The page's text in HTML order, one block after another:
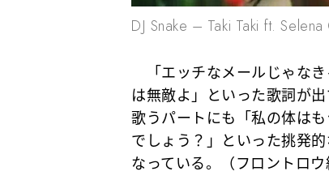
DJ Snake – Taki Taki ft.
「エッチなメールじゃな
は無敵よ」といった歌詞が
歌うパートにも「私の体は
でしょう？」といった挑発
なっている。（フロントロウ